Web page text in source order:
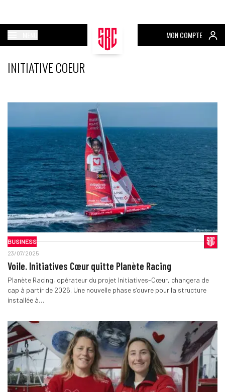
MON COMPTE
INITIATIVE COEUR
BUSINESS
23/07/2025
Voile. Initiatives Cœur quitte Planète Racing
Planète Racing, opérateur du projet Initiatives-Cœur, changera de
cap à partir de 2026. Une nouvelle phase s’ouvre pour la structure
installée à…